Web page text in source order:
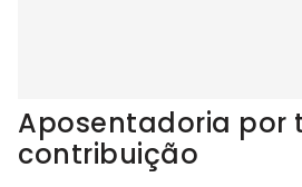
Aposentadoria por
contribuição